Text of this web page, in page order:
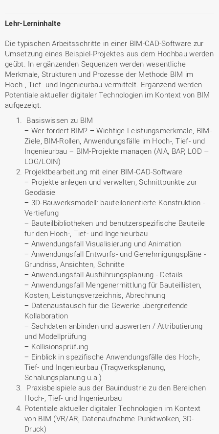
Lehr-Lerninhalte
Die typischen Arbeitsschritte in einer BIM-CAD-Software zur
Umsetzung eines Beispiel-Projektes aus dem Hochbau werden
geübt. In ergänzenden Sequenzen werden wesentliche
Merkmale, Strukturen und Prozesse der Methode BIM im
Hoch-, Tief- und Ingenieurbau vermittelt. Ergänzend werden
Potentiale aktueller digitaler Technologien im Kontext von BIM
aufgezeigt.
Basiswissen zu BIM
− Wer fordert BIM? − Wichtige Leistungsmerkmale, BIM-
Ziele, BIM-Rollen, Anwendungsfälle im Hoch-, Tief- und
Ingenieurbau − BIM-Projekte managen (AIA, BAP, LOD –
LOG/LOIN)
Projektbearbeitung mit einer BIM-CAD-Software
− Projekte anlegen und verwalten, Schnittpunkte zur
Geodäsie
− 3D-Bauwerksmodell: bauteilorientierte Konstruktion -
Vertiefung
− Bauteilbibliotheken und benutzerspezifische Bauteile
für den Hoch-, Tief- und Ingenieurbau
− Anwendungsfall Visualisierung und Animation
− Anwendungsfall Entwurfs- und Genehmigungspläne -
Grundriss, Ansichten, Schnitte
− Anwendungsfall Ausführungsplanung - Details
− Anwendungsfall Mengenermittlung für Bauteillisten,
Kosten, Leistungsverzeichnis, Abrechnung
− Datenaustausch für die Gewerke übergreifende
Kollaboration
− Sachdaten anbinden und auswerten / Attributierung
und Modellprüfung
− Kollisionsprüfung
− Einblick in spezifische Anwendungsfälle des Hoch-,
Tief- und Ingenieurbau (Tragwerksplanung,
Schalungsplanung u.a.)
Praxisbeispiele aus der Bauindustrie zu den Bereichen
Hoch-, Tief- und Ingenieurbau
Potentiale aktueller digitaler Technologien im Kontext
von BIM (VR/AR, Datenaufnahme Punktwolken, 3D-
Druck)